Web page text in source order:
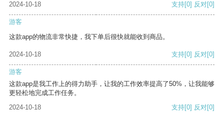
2024-10-18
支持[0] 反对[0]
游客
这款app的物流非常快捷，我下单后很快就能收到商品。
2024-10-18 支持[0] 反对[0]
游客
这款app是我工作上的得力助手，让我的工作效率提高了50%，让我能够
更轻松地完成工作任务。
2024-10-18
支持[0] 反对[0]